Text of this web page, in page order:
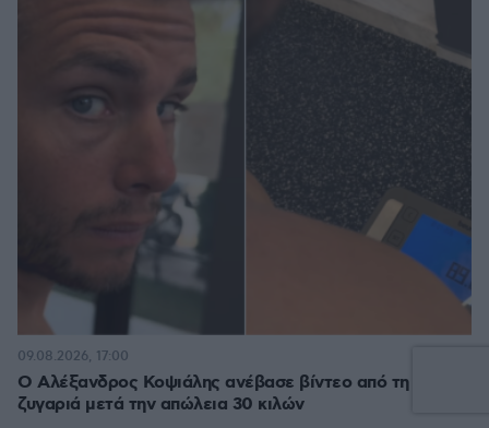
Ο Αλέξανδρος Κοψιάλης ανέβασε βίντεο από τη
ζυγαριά μετά την απώλεια 30 κιλών
09.08.2026, 17:00